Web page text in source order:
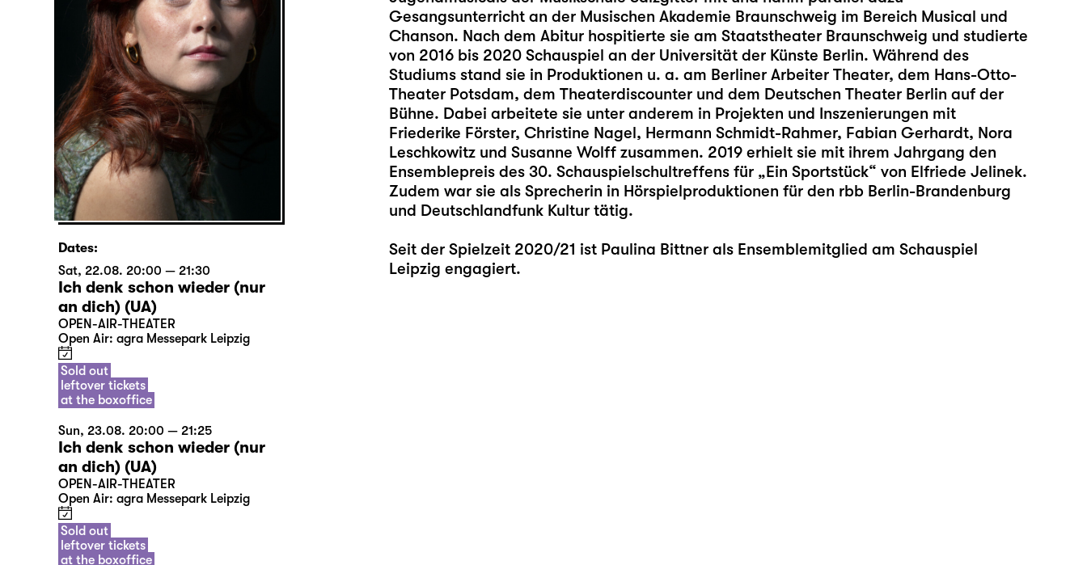
Gesangsunterricht an der Musischen Akademie Braunschweig im Bereich Musical und
Chanson. Nach dem Abitur hospitierte sie am Staatstheater Braunschweig und studierte
von 2016 bis 2020 Schauspiel an der Universität der Künste Berlin. Während des
Studiums stand sie in Produktionen u. a. am Berliner Arbeiter Theater, dem Hans-Otto-
Theater Potsdam, dem Theaterdiscounter und dem Deutschen Theater Berlin auf der
Bühne. Dabei arbeitete sie unter anderem in Projekten und Inszenierungen mit
Friederike Förster, Christine Nagel, Hermann Schmidt-Rahmer, Fabian Gerhardt, Nora
Leschkowitz und Susanne Wolff zusammen. 2019 erhielt sie mit ihrem Jahrgang den
Ensemblepreis des 30. Schauspielschultreffens für „Ein Sportstück“ von Elfriede Jelinek.
Zudem war sie als Sprecherin in Hörspielproduktionen für den rbb Berlin-Brandenburg
und Deutschlandfunk Kultur tätig.
Seit der Spielzeit 2020/21 ist Paulina Bittner als Ensemblemitglied am Schauspiel
Leipzig engagiert.
Dates:
Sat, 22.08. 20:00 — 21:30
Ich denk schon wieder (nur
an dich) (UA)
OPEN-AIR-THEATER
Open Air: agra Messepark Leipzig
Sold out
leftover tickets
at the boxoffice
Sun, 23.08. 20:00 — 21:25
Ich denk schon wieder (nur
an dich) (UA)
OPEN-AIR-THEATER
Open Air: agra Messepark Leipzig
Sold out
leftover tickets
at the boxoffice